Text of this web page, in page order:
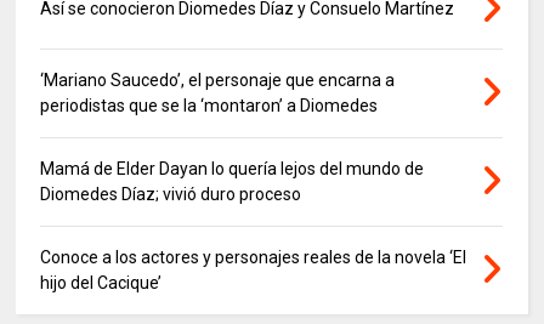
Así se conocieron Diomedes Díaz y Consuelo Martínez
‘Mariano Saucedo’, el personaje que encarna a
periodistas que se la ‘montaron’ a Diomedes
Mamá de Elder Dayan lo quería lejos del mundo de
Diomedes Díaz; vivió duro proceso
Conoce a los actores y personajes reales de la novela ‘El
hijo del Cacique’